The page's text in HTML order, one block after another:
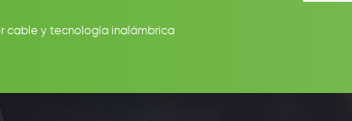
cable y tecnología inalámbrica